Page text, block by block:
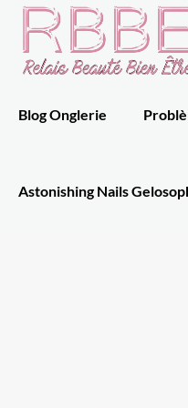
Blog Onglerie
Astonishing Nails